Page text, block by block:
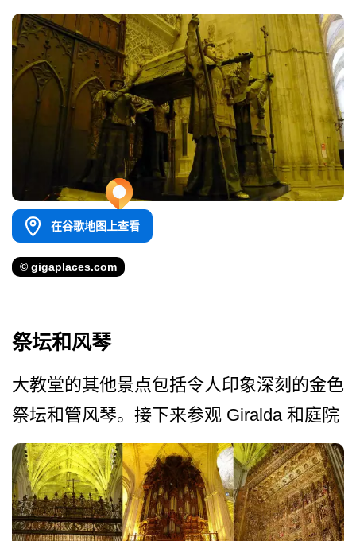
在谷歌地图上查看
© gigaplaces.com
祭坛和风琴
大教堂的其他景点包括令人印­象深刻的金色
祭坛和管风琴。接下来参观 Giralda 和庭院